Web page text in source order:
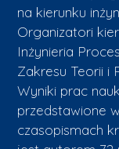
na kierunku
Organizatori
Inżynieria
Zakresu Teorii i
Wyniki prac
przedstawione
czasopismach